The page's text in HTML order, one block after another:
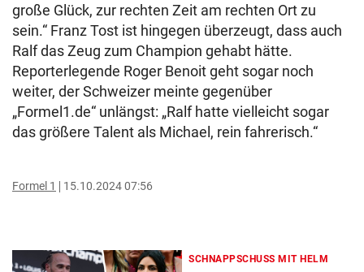
große Glück, zur rechten Zeit am rechten Ort zu
sein.“ Franz Tost ist hingegen überzeugt, dass auch
Ralf das Zeug zum Champion gehabt hätte.
Reporterlegende Roger Benoit geht sogar noch
weiter, der Schweizer meinte gegenüber
„Formel1.de“ unlängst: „Ralf hatte vielleicht sogar
das größere Talent als Michael, rein fahrerisch.“
Formel 1 15.10.2024 07:56
SCHNAPPSCHUSS MIT HELM